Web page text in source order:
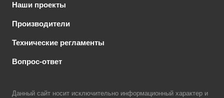
Наши проекты
Производители
Технические регламенты
Вопрос-ответ
Данный сайт носит исключительно информационный характер и